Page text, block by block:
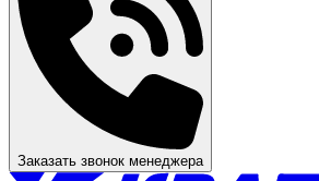
Заказать звонок менеджера